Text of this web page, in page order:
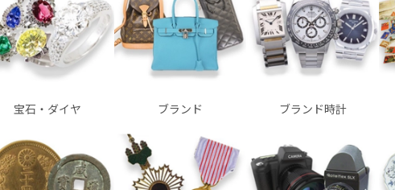
宝石・ダイヤ ブランド ブランド時計